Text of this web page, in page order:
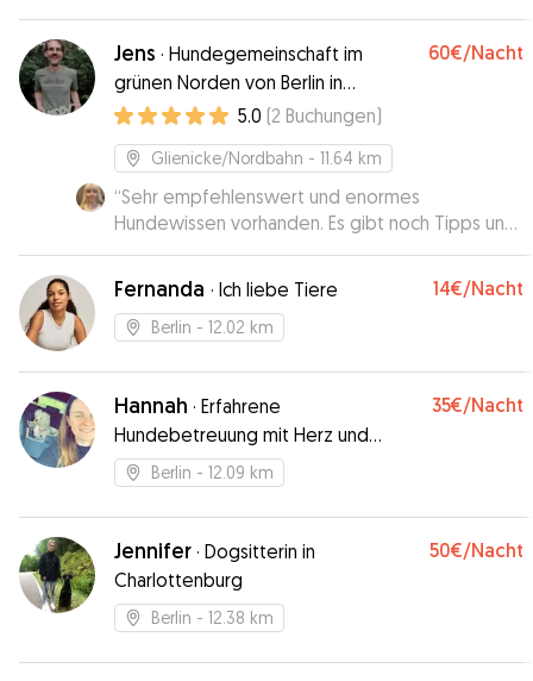
recommend them!”
Jens · Hundegemeinschaft im
grünen Norden von Berlin in
Glienicke/Nordbahn
60€/Nacht
5.0 (2 Buchungen)
Glienicke/Nordbahn - 11.64 km
“Sehr empfehlenswert und enormes
Hundewissen vorhanden. Es gibt noch Tipps und
Feedback bei Abholung dazu. Jederzeit werden
wir Jens bei Bedarf buchen.
Fernanda · Ich liebe Tiere 14€/Nacht
Berlin - 12.02 km
Hannah · Erfahrene
Hundebetreuung mit Herz und
Verstand
35€/Nacht
Berlin - 12.09 km
Jennifer · Dogsitterin in
Charlottenburg
50€/Nacht
Berlin - 12.38 km